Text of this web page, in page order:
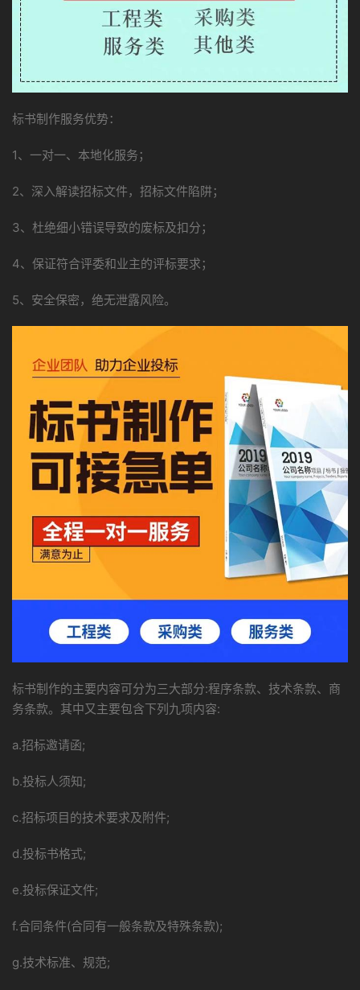
标书制作服务优势：
1、一对一、本地化服务；
2、深入解读招标文件，招标文件陷阱；
3、杜绝细小错误导致的废标及扣分；
4、保证符合评委和业主的评标要求；
5、安全保密，绝无泄露风险。
标书制作的主要内容可分为三大部分:程序条款、技术条款、商
务条款。其中又主要包含下列九项内容:
a.招标邀请函;
b.投标人须知;
c.招标项目的技术要求及附件;
d.投标书格式;
e.投标保证文件;
f.合同条件(合同有一般条款及特殊条款);
g.技术标准、规范;